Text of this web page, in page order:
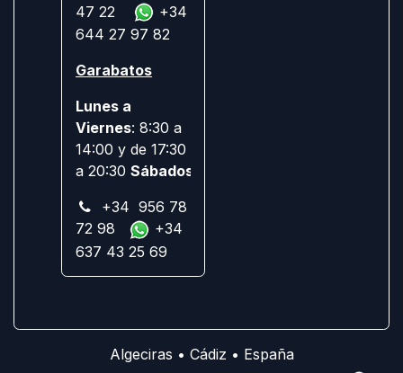
47 22
+34
644 27 97 82
Garabatos
Lunes a
Viernes: 8:30 a
14:00 y de 17:30
a 20:30 Sábados:
+34 956 78
72 98
+34
637 43 25 69
Algeciras • Cádiz • España